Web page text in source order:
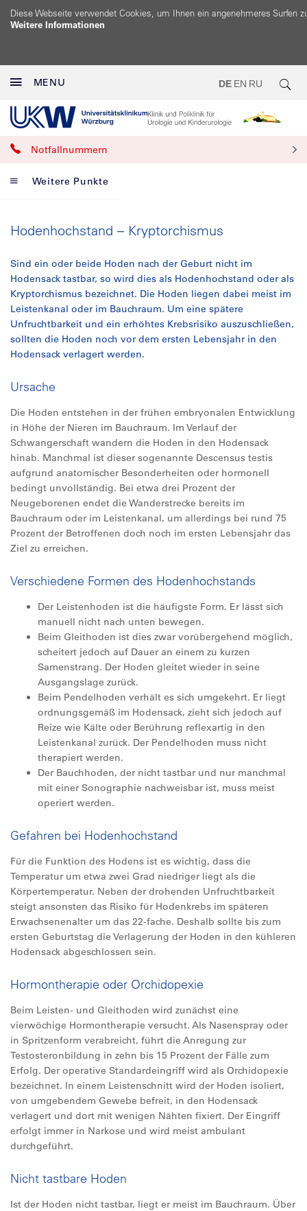
Diese Webseite verwendet Cookies, um Ihnen ein angenehmeres Surfen
Weitere Informationen
MENU DE EN RU
Notfallnummern
Weitere Punkte
Hodenhochstand – Kryptorchismus
Sind ein oder beide Hoden nach der Geburt nicht im
Hodensack tastbar, so wird dies als Hodenhochstand oder als
Kryptorchismus bezeichnet. Die Hoden liegen dabei meist im
Leistenkanal oder im Bauchraum. Um eine spätere
Unfruchtbarkeit und ein erhöhtes Krebsrisiko auszuschließen,
sollten die Hoden noch vor dem ersten Lebensjahr in den
Hodensack verlagert werden.
Ursache
Die Hoden entstehen in der frühen embryonalen Entwicklung
in Höhe der Nieren im Bauchraum. Im Verlauf der
Schwangerschaft wandern die Hoden in den Hodensack
hinab. Manchmal ist dieser sogenannte Descensus testis
aufgrund anatomischer Besonderheiten oder hormonell
bedingt unvollständig. Bei etwa drei Prozent der
Neugeborenen endet die Wanderstrecke bereits im
Bauchraum oder im Leistenkanal, um allerdings bei rund 75
Prozent der Betroffenen doch noch im ersten Lebensjahr das
Ziel zu erreichen.
Verschiedene Formen des Hodenhochstands
Der Leistenhoden ist die häufigste Form. Er lässt sich
manuell nicht nach unten bewegen.
Beim Gleithoden ist dies zwar vorübergehend möglich,
scheitert jedoch auf Dauer an einem zu kurzen
Samenstrang. Der Hoden gleitet wieder in seine
Ausgangslage zurück.
Beim Pendelhoden verhält es sich umgekehrt. Er liegt
ordnungsgemäß im Hodensack, zieht sich jedoch auf
Reize wie Kälte oder Berührung reflexartig in den
Leistenkanal zurück. Der Pendelhoden muss nicht
therapiert werden.
Der Bauchhoden, der nicht tastbar und nur manchmal
mit einer Sonographie nachweisbar ist, muss meist
operiert werden.
Gefahren bei Hodenhochstand
Für die Funktion des Hodens ist es wichtig, dass die
Temperatur um etwa zwei Grad niedriger liegt als die
Körpertemperatur. Neben der drohenden Unfruchtbarkeit
steigt ansonsten das Risiko für Hodenkrebs im späteren
Erwachsenenalter um das 22-fache. Deshalb sollte bis zum
ersten Geburtstag die Verlagerung der Hoden in den kühleren
Hodensack abgeschlossen sein.
Hormontherapie oder Orchidopexie
Beim Leisten- und Gleithoden wird zunächst eine
vierwöchige Hormontherapie versucht. Als Nasenspray oder
in Spritzenform verabreicht, führt die Anregung zur
Testosteronbildung in zehn bis 15 Prozent der Fälle zum
Erfolg. Der operative Standardeingriff wird als Orchidopexie
bezeichnet. In einem Leistenschnitt wird der Hoden isoliert,
von umgebendem Gewebe befreit, in den Hodensack
verlagert und dort mit wenigen Nähten fixiert. Der Eingriff
erfolgt immer in Narkose und wird meist ambulant
durchgeführt.
Nicht tastbare Hoden
Ist der Hoden nicht tastbar, liegt er meist im Bauchraum. Über